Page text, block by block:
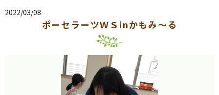
2022/03/08
ポーセラーツＷＳinかもみ～る